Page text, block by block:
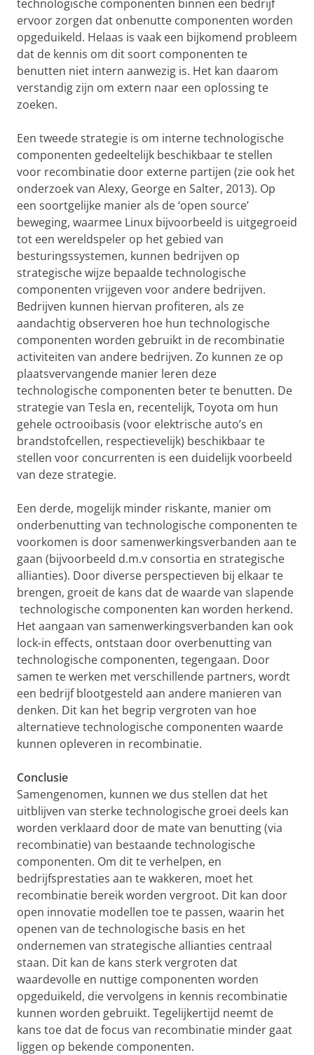
technologische componenten binnen een bedrijf
ervoor zorgen dat onbenutte componenten worden
opgeduikeld. Helaas is vaak een bijkomend probleem
dat de kennis om dit soort componenten te
benutten niet intern aanwezig is. Het kan daarom
verstandig zijn om extern naar een oplossing te
zoeken.
Een tweede strategie is om interne technologische
componenten gedeeltelijk beschikbaar te stellen
voor recombinatie door externe partijen (zie ook het
onderzoek van Alexy, George en Salter, 2013). Op
een soortgelijke manier als de ‘open source’
beweging, waarmee Linux bijvoorbeeld is uitgegroeid
tot een wereldspeler op het gebied van
besturingssystemen, kunnen bedrijven op
strategische wijze bepaalde technologische
componenten vrijgeven voor andere bedrijven.
Bedrijven kunnen hiervan profiteren, als ze
aandachtig observeren hoe hun technologische
componenten worden gebruikt in de recombinatie
activiteiten van andere bedrijven. Zo kunnen ze op
plaatsvervangende manier leren deze
technologische componenten beter te benutten. De
strategie van Tesla en, recentelijk, Toyota om hun
gehele octrooibasis (voor elektrische auto’s en
brandstofcellen, respectievelijk) beschikbaar te
stellen voor concurrenten is een duidelijk voorbeeld
van deze strategie.
Een derde, mogelijk minder riskante, manier om
onderbenutting van technologische componenten te
voorkomen is door samenwerkingsverbanden aan te
gaan (bijvoorbeeld d.m.v consortia en strategische
allianties). Door diverse perspectieven bij elkaar te
brengen, groeit de kans dat de waarde van slapende
technologische componenten kan worden herkend.
Het aangaan van samenwerkingsverbanden kan ook
lock-in effects, ontstaan door overbenutting van
technologische componenten, tegengaan. Door
samen te werken met verschillende partners, wordt
een bedrijf blootgesteld aan andere manieren van
denken. Dit kan het begrip vergroten van hoe
alternatieve technologische componenten waarde
kunnen opleveren in recombinatie.
Conclusie
Samengenomen, kunnen we dus stellen dat het
uitblijven van sterke technologische groei deels kan
worden verklaard door de mate van benutting (via
recombinatie) van bestaande technologische
componenten. Om dit te verhelpen, en
bedrijfsprestaties aan te wakkeren, moet het
recombinatie bereik worden vergroot. Dit kan door
open innovatie modellen toe te passen, waarin het
openen van de technologische basis en het
ondernemen van strategische allianties centraal
staan. Dit kan de kans sterk vergroten dat
waardevolle en nuttige componenten worden
opgeduikeld, die vervolgens in kennis recombinatie
kunnen worden gebruikt. Tegelijkertijd neemt de
kans toe dat de focus van recombinatie minder gaat
liggen op bekende componenten.